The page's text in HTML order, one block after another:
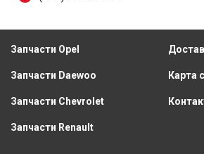
Запчасти Opel
Запчасти Daewoo
Запчасти Chevrolet
Запчасти Renault
Карта